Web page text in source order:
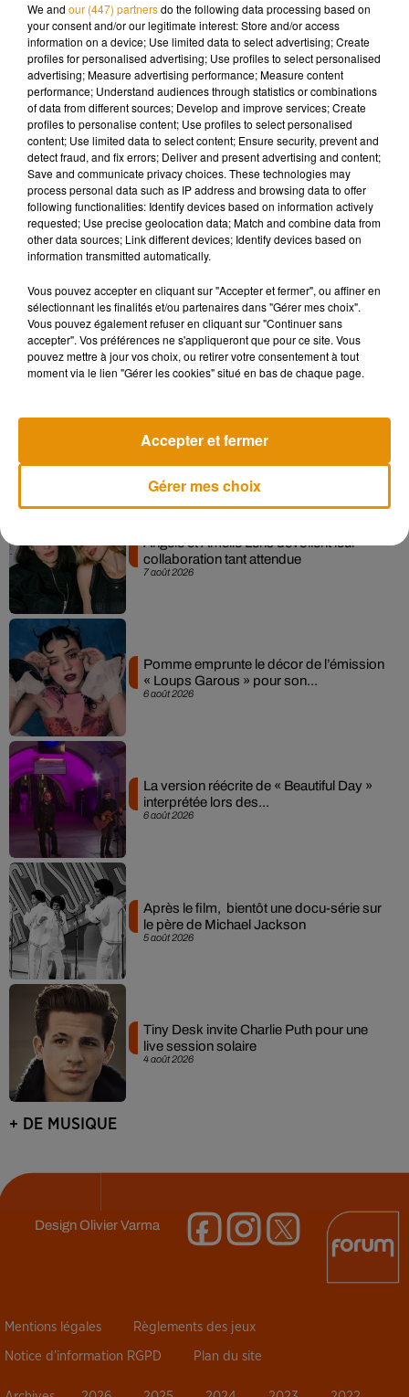
Musique
7 août 2026
Madonna sort enfin le remix de « Love
Sensation » avec Kylie Minogue
7 août 2026
Angèle et Amélie Lens dévoilent leur
collaboration tant attendue
6 août 2026
Pomme emprunte le décor de l’émission
« Loups Garous » pour son...
6 août 2026
La version réécrite de « Beautiful Day »
interprétée lors des...
5 août 2026
Après le film, bientôt une docu-série sur
le père de Michael Jackson
4 août 2026
Tiny Desk invite Charlie Puth pour une
live session solaire
+ DE MUSIQUE
DesignOlivier Varma
Mentions légales Règlements des jeux
Notice d’information RGPD Plan du site
We and our (447) partnersdo the following data processing based on
your consent and/or our legitimate interest: Store and/or access
information on a device; Use limited data to select advertising; Create
profiles for personalised advertising; Use profiles to select personalised
advertising; Measure advertising performance; Measure content
performance; Understand audiences through statistics or combinations
of data from different sources; Develop and improve services; Create
profiles to personalise content; Use profiles to select personalised
content; Use limited data to select content; Ensure security, prevent and
detect fraud, and fix errors; Deliver and present advertising and content;
Save and communicate privacy choices. These technologies may
process personal data such as IP address and browsing data to offer
following functionalities: Identify devices based on information actively
requested; Use precise geolocation data; Match and combine data from
other data sources; Link different devices; Identify devices based on
information transmitted automatically.
Vous pouvez accepter en cliquant sur "Accepter et fermer", ou affiner en
sélectionnant les finalités et/ou partenaires dans "Gérer mes choix".
Vous pouvez également refuser en cliquant sur "Continuer sans
accepter". Vos préférences ne s'appliqueront que pour ce site. Vous
pouvez mettre à jour vos choix, ou retirer votre consentement à tout
moment via le lien "Gérer les cookies" situé en bas de chaque page.
Gérer mes choix
Accepter et fermer